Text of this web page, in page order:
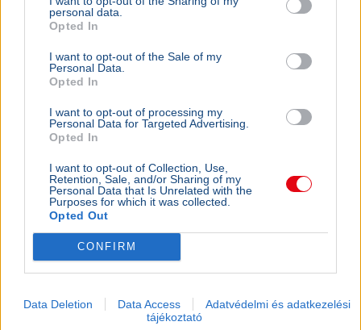
personal data.
Opted In
I want to opt-out of the Sale of my
Personal Data.
Opted In
I want to opt-out of processing my
Personal Data for Targeted Advertising.
Opted In
I want to opt-out of Collection, Use,
Retention, Sale, and/or Sharing of my
Personal Data that Is Unrelated with the
Purposes for which it was collected.
Opted Out
CONFIRM
Data Deletion Data Access
Adatvédelmi és adatkezelési
tájékoztató
2026. július 7.
Rekordméretű akksival jön az elektromos
BMW X5